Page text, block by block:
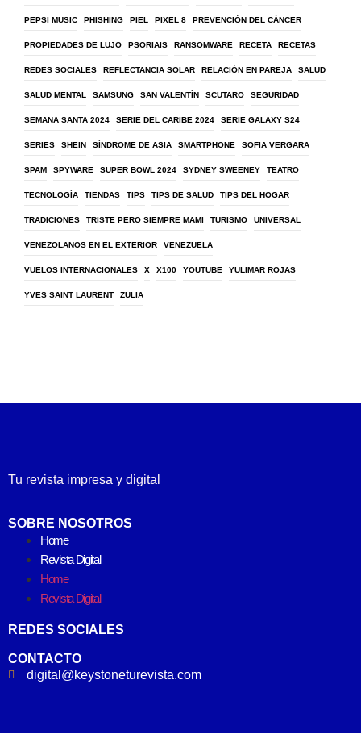
PEPSI MUSIC PHISHING PIEL PIXEL 8 PREVENCIÓN DEL CÁNCER
PROPIEDADES DE LUJO PSORIAIS RANSOMWARE RECETA RECETAS
REDES SOCIALES REFLECTANCIA SOLAR RELACIÓN EN PAREJA SALUD
SALUD MENTAL SAMSUNG SAN VALENTÍN SCUTARO SEGURIDAD
SEMANA SANTA 2024 SERIE DEL CARIBE 2024 SERIE GALAXY S24
SERIES SHEIN SÍNDROME DE ASIA SMARTPHONE SOFIA VERGARA
SPAM SPYWARE SUPER BOWL 2024 SYDNEY SWEENEY TEATRO
TECNOLOGÍA TIENDAS TIPS TIPS DE SALUD TIPS DEL HOGAR
TRADICIONES TRISTE PERO SIEMPRE MAMI TURISMO UNIVERSAL
VENEZOLANOS EN EL EXTERIOR VENEZUELA
VUELOS INTERNACIONALES X X100 YOUTUBE YULIMAR ROJAS
YVES SAINT LAURENT ZULIA
Tu revista impresa y digital
SOBRE NOSOTROS
Home
Revista Digital
Home
Revista Digital
REDES SOCIALES
CONTACTO
digital@keystoneturevista.com